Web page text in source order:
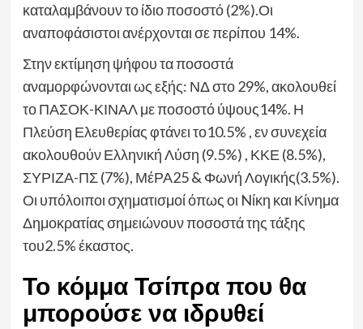
καταλαμβάνουν το ίδιο ποσοστό (2%).Οι
αναποφάσιστοι ανέρχονται σε περίπου 14%.
Στην εκτίμηση ψήφου τα ποσοστά
αναμορφώνονται ως εξής: ΝΔ στο 29%, ακολουθεί
το ΠΑΣΟΚ-ΚΙΝΑΛ με ποσοστό ύψους14%. Η
Πλεύση Ελευθερίας φτάνει το10.5% , εν συνεχεία
ακολουθούν Ελληνική Λύση (9.5%) , ΚΚΕ (8.5%),
ΣΥΡΙΖΑ-ΠΣ (7%), ΜέΡΑ25 & Φωνή Λογικής(3.5%).
Οι υπόλοιποι σχηματισμοί όπως οι Nίκη και Κίνημα
Δημοκρατίας σημειώνουν ποσοστά της τάξης
του2.5% έκαστος.
Το κόμμα Τσίπρα που θα
μπορούσε να ιδρυθεί